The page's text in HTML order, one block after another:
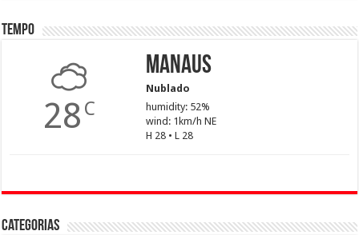
Tempo
28 C
Manaus
Nublado
humidity: 52%
wind: 1km/h NE
H 28 • L 28
Categorias